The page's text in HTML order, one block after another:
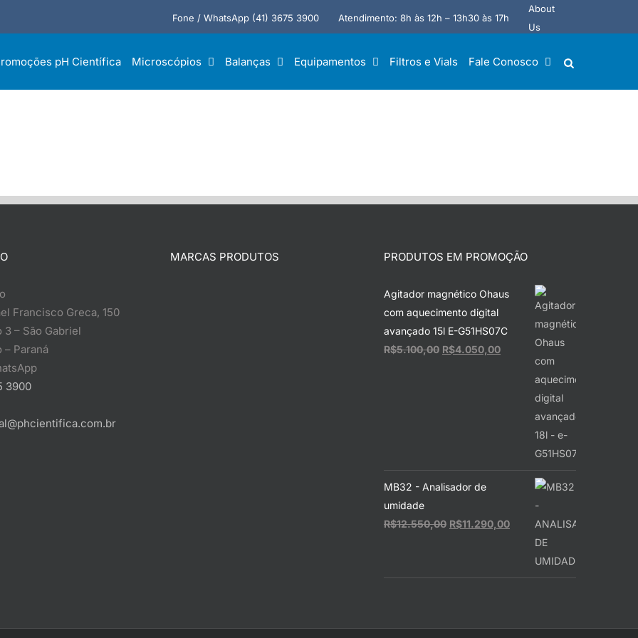
Fone / WhatsApp (41) 3675 3900 Atendimento: 8h às 12h – 13h30 às 17h
About
Us
pH Científica Microscópios Balanças Equipamentos Filtros e Vials Fale Conosco
Francisco Greca, 150
3 – São Gabriel
– Paraná
3900
MARCAS PRODUTOS PRODUTOS EM PROMOÇÃO
Agitador magnético Ohaus
com aquecimento digital
avançado 15l E-G51HS07C
R$5.100,00 O
R$4.050,00O
R$4.050,00.
MB32 - Analisador de
umidade
R$12.550,00 O
era:
R$11.290,00O
preço
é: